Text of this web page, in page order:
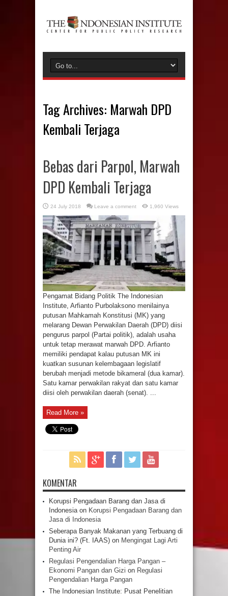
Tag Archives: Marwah DPD
Kembali Terjaga
Bebas dari Parpol, Marwah
DPD Kembali Terjaga
24 July 2018 Leave a comment 1,960 Views
Pengamat Bidang Politik The Indonesian
Institute, Arfianto Purbolaksono menilainya
putusan Mahkamah Konstitusi (MK) yang
melarang Dewan Perwakilan Daerah (DPD) diisi
pengurus parpol (Partai politik), adalah usaha
untuk tetap merawat marwah DPD. Arfianto
memiliki pendapat kalau putusan MK ini
kuatkan susunan kelembagaan legislatif
berubah menjadi metode bikameral (dua kamar).
Satu kamar perwakilan rakyat dan satu kamar
diisi oleh perwakilan daerah (senat). ...
Read More »
KOMENTAR
Korupsi Pengadaan Barang dan Jasa di
Indonesiaon Korupsi Pengadaan Barang dan
Jasa di Indonesia
Seberapa Banyak Makanan yang Terbuang di
Dunia ini? (Ft. IAAS) on Mengingat Lagi Arti
Penting Air
Regulasi Pengendalian Harga Pangan –
Ekonomi Pangan dan Gizi on Regulasi
Pengendalian Harga Pangan
The Indonesian Institute: Pusat Penelitian